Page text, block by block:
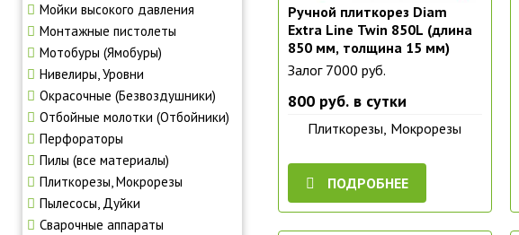
Мойки высокого давления
Монтажные пистолеты
Мотобуры (Ямобуры)
Нивелиры, Уровни
Окрасочные (Безвоздушники)
Отбойные молотки (Отбойники)
Перфораторы
Пилы (все материалы)
Плиткорезы, Мокрорезы
Пылесосы, Дуйки
Сварочные аппараты
Ручной плиткорез Diam
Extra Line Twin 850L (длина
850 мм, толщина 15 мм)
Залог 7000 руб.
800 руб. в сутки
Плиткорезы, Мокрорезы
ПОДРОБНЕЕ